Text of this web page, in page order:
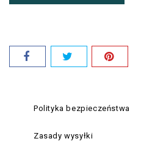
Polityka bezpieczeństwa
Zasady wysyłki